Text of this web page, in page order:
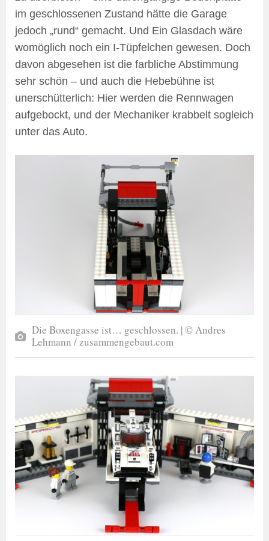
im geschlossenen Zustand hätte die Garage
jedoch „rund“ gemacht. Und Ein Glasdach wäre
womöglich noch ein I-Tüpfelchen gewesen. Doch
davon abgesehen ist die farbliche Abstimmung
sehr schön – und auch die Hebebühne ist
unerschütterlich: Hier werden die Rennwagen
aufgebockt, und der Mechaniker krabbelt sogleich
unter das Auto.
Die Boxengasse ist… geschlossen. | © Andres
Lehmann / zusammengebaut.com